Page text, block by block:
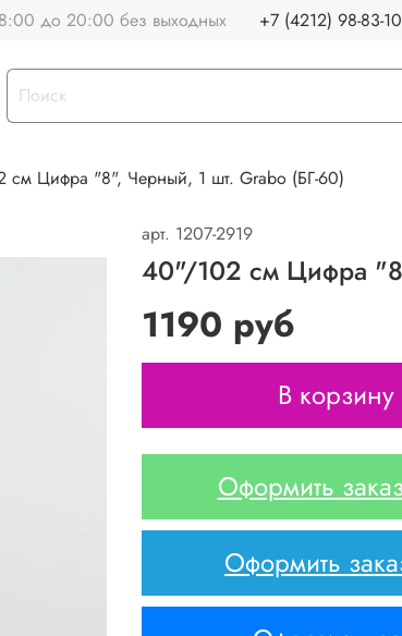
до 20:00 без выходных +7 (4212) 98-83-10
см Цифра "8", Черный, 1 шт. Grabo (БГ-60)
арт. 1207-2919
40"/102 см Цифра
1190 руб
В корзину
Оформить
Оформить